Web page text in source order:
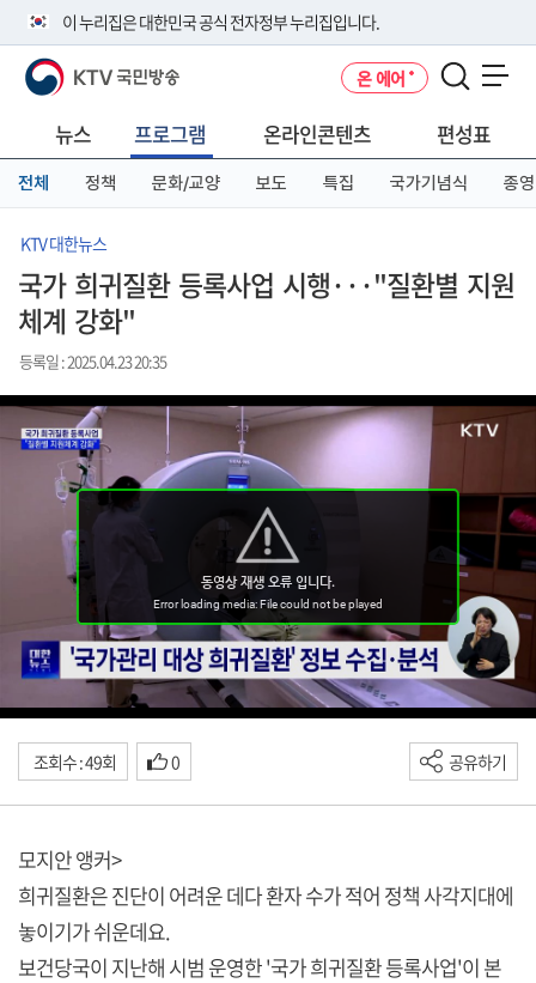
이 누리집은 대한민국 공식 전자정부 누리집입니다.
공식 누리집 주소 확인하기
니다.
이밖에 or.kr 또는 .kr등 다른 도메인 주소를 사용하고 있다면 아래 URL에
서 도메인 주소를 확인해 보세요
KTV 국민방송 온 에어
뉴스 프로그램 온라인콘텐츠 편성표
전체 정책 문화/교양 보도 특집 국가기념식 종영
KTV 대한뉴스
국가 희귀질환 등록사업 시행···"질환별 지원
체계 강화"
등록일 : 2025.04.23 20:35
조회수 : 49회 0 공유하기
모지안 앵커>
희귀질환은 진단이 어려운 데다 환자 수가 적어 정책 사각지대에
놓이기가 쉬운데요.
보건당국이 지난해 시범 운영한 '국가 희귀질환 등록사업'이 본